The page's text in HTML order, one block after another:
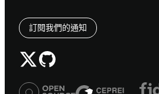
訂閱我們的通知